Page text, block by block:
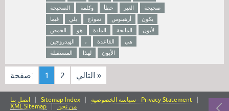
الصحيحة
وكلمة خطأ الغير
صحيحة
فيما
يلي نموذج أرهينوس
يكون
الحمض
هو المادة المانحة
لأيون
الهيدروجين
، القاعدة
هي
المستقبلة
لهذا الأيون
صفحة: 1 2 التالي »
اتصل بنا Sitemap Index
سياسة الخصوصية - Privacy Statement
XML Sitemap
من نحن